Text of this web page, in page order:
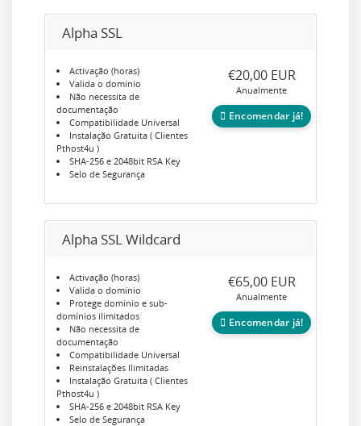
Alpha SSL
Activação (horas)
Valida o domínio
Não necessita de
documentação
Compatibilidade Universal
Instalação Gratuita ( Clientes
Pthost4u )
SHA-256 e 2048bit RSA Key
Selo de Segurança
€20,00 EUR
Anualmente
Encomendar já!
Alpha SSL Wildcard
Activação (horas)
Valida o domínio
Protege domínio e sub-
domínios ilimitados
Não necessita de
documentação
Compatibilidade Universal
Reinstalações Ilimitadas
Instalação Gratuita ( Clientes
Pthost4u )
SHA-256 e 2048bit RSA Key
Selo de Segurança
€65,00 EUR
Anualmente
Encomendar já!